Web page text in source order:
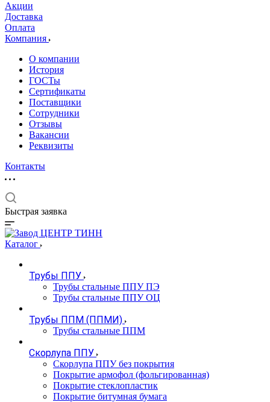
Акции
Доставка
Оплата
Компания
О компании
История
ГОСТы
Сертификаты
Поставщики
Сотрудники
Отзывы
Вакансии
Реквизиты
Контакты
Быстрая заявка
Каталог
Трубы ППУ
Трубы стальные ППУ ПЭ
Трубы стальные ППУ ОЦ
Трубы ППМ (ППМИ)
Трубы стальные ППМ
Скорлупа ППУ
Скорлупа ППУ без покрытия
Покрытие армофол (фольгированная)
Покрытие стеклопластик
Покрытие битумная бумага